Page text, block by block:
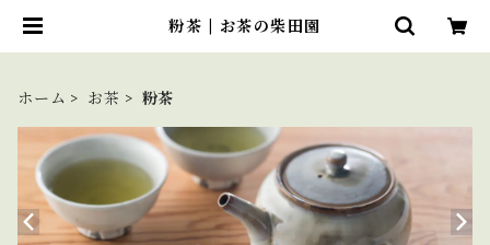
粉茶 | お茶の柴田園
ホーム お茶 粉茶